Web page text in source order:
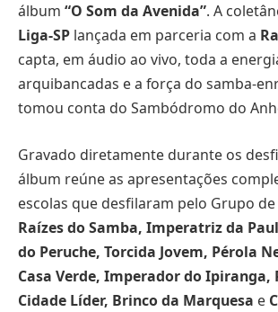
álbum “O Som da Avenida”. A
Liga-SP lançada em parceria com a
capta, em áudio ao vivo, toda a
arquibancadas e a força do samba-
tomou conta do Sambódromo do
Gravado diretamente durante os
álbum reúne as apresentações
escolas que desfilaram pelo Grupo de
Raízes do Samba, Imperatriz da
do Peruche, Torcida Jovem, Pérola
Casa Verde, Imperador do Ipiranga,
Cidade Líder, Brinco da Marquesa e